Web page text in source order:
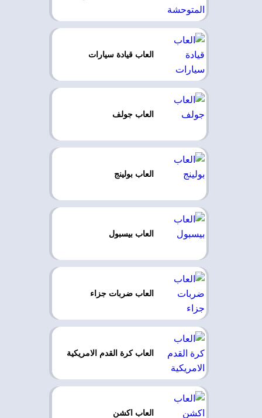
العاب قيادة سيارات
العاب جولف
العاب بولينج
العاب بيسبول
العاب ضربات جزاء
العاب كرة القدم الامريكية
العاب اكشن